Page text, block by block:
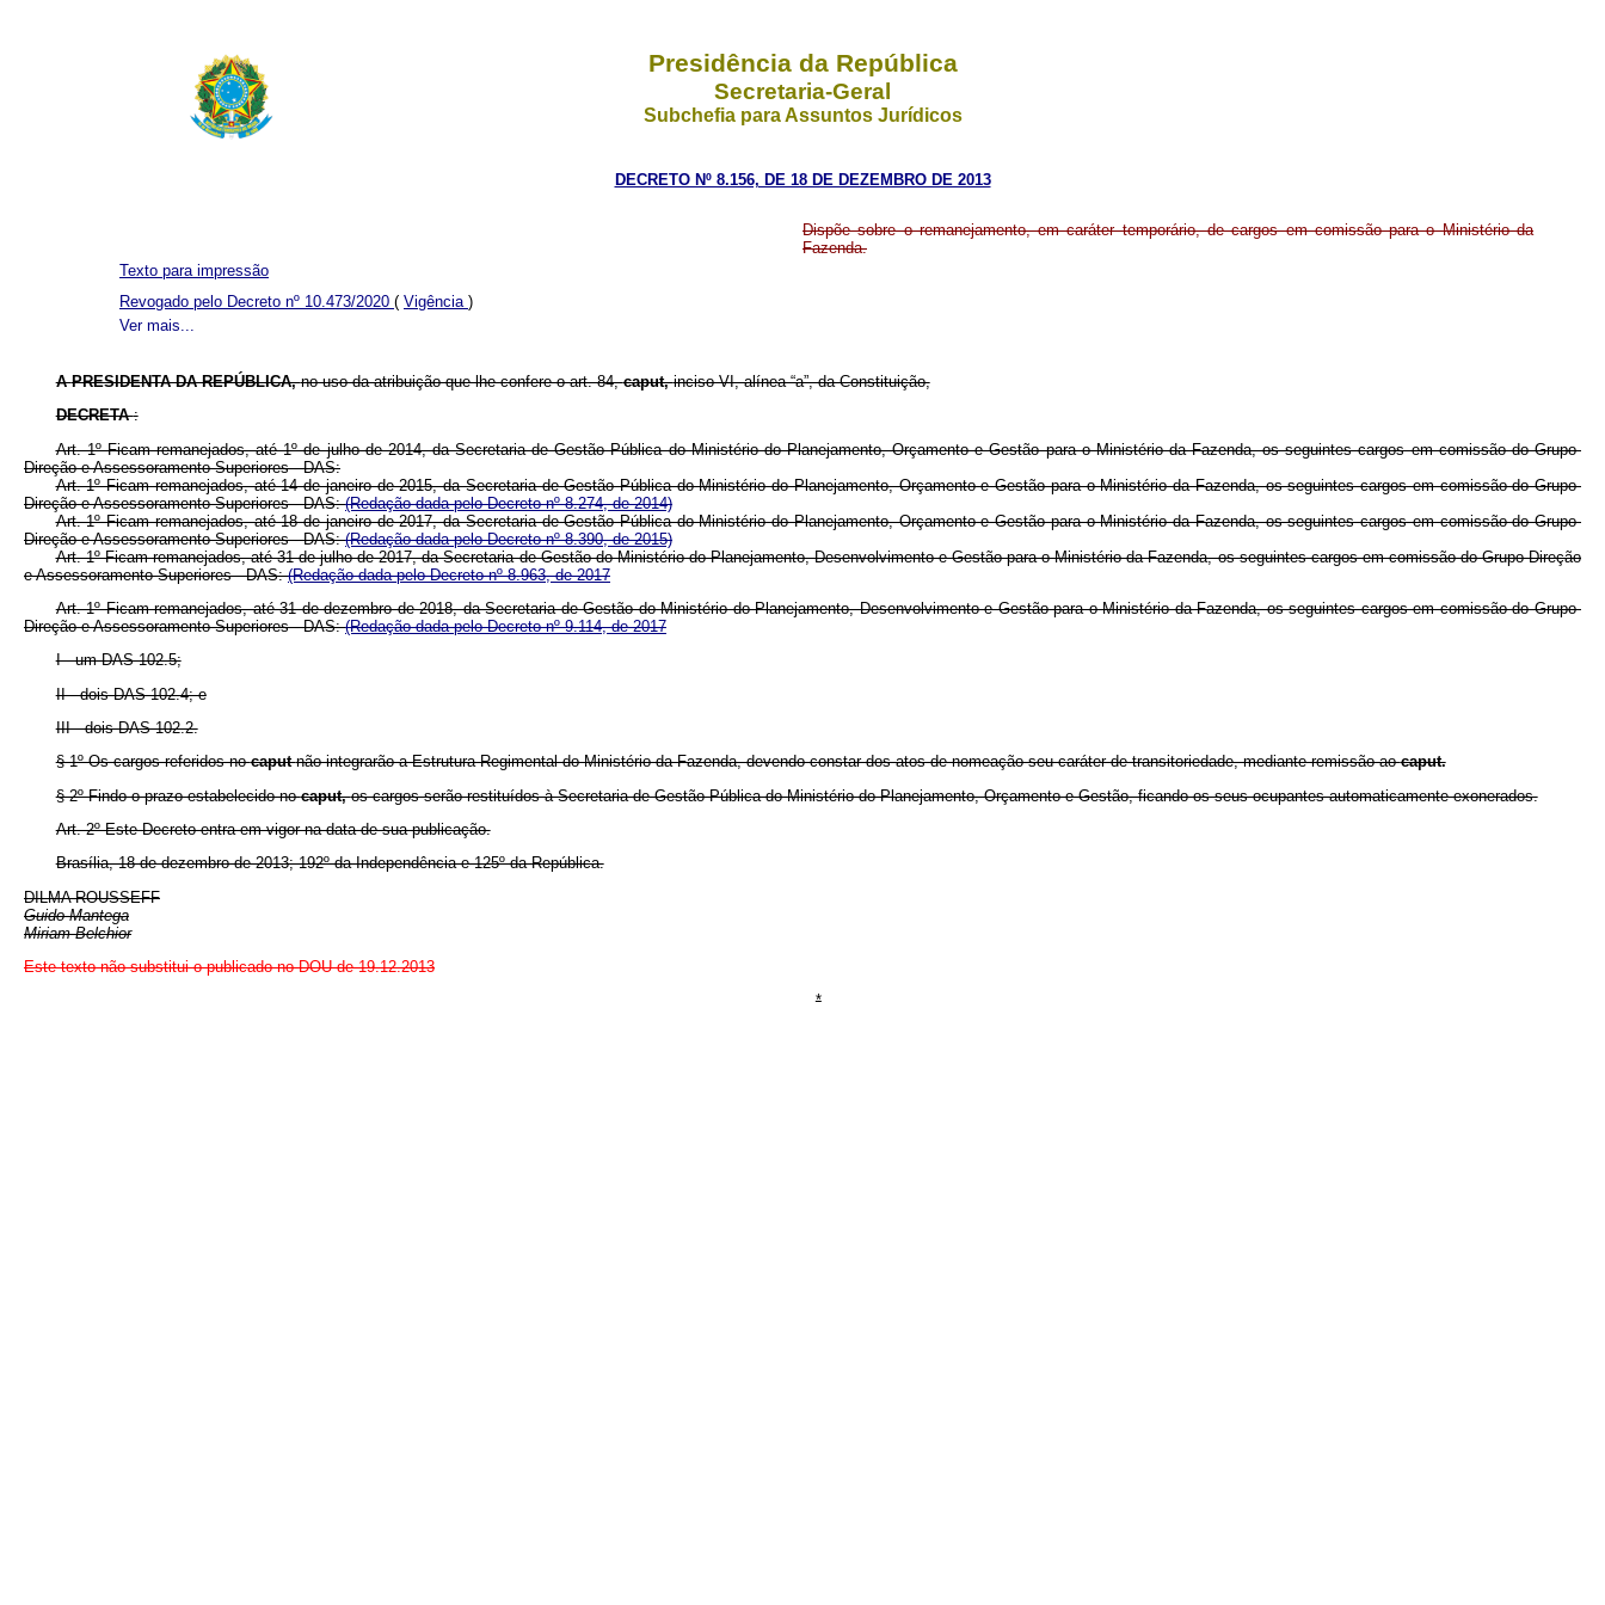
Presidência da República
Secretaria-Geral
Subchefia para Assuntos Jurídicos
DECRETO Nº 8.156, DE 18 DE DEZEMBRO DE 2013
Dispõe sobre o remanejamento, em caráter temporário, de cargos em comissão para o Ministério da
Fazenda.
Ver mais...
Texto para impressão
Revogado pelo Decreto nº 10.473/2020 ( Vigência )
APRESIDENTA DA REPÚBLICA,no uso da atribuição que lhe confere o art. 84,caput,inciso VI, alínea “a”, da Constituição,
DECRETA:
Art. 1º Ficam remanejados, até 1º de julho de 2014, da Secretaria de Gestão Pública do Ministério do Planejamento, Orçamento e Gestão para o Ministério da Fazenda, os seguintes cargos em comissão do Grupo-
Direção e Assessoramento Superiores - DAS:
Art. 1º Ficam remanejados, até 14 de janeiro de 2015, da Secretaria de Gestão Pública do Ministério do Planejamento, Orçamento e Gestão para o Ministério da Fazenda, os seguintes cargos em comissão do Grupo-
Direção e Assessoramento Superiores - DAS:(Redação dada pelo Decreto nº 8.274, de 2014)
Art. 1º Ficam remanejados, até 18 de janeiro de 2017, da Secretaria de Gestão Pública do Ministério do Planejamento, Orçamento e Gestão para o Ministério da Fazenda, os seguintes cargos em comissão do Grupo-
Direção e Assessoramento Superiores - DAS:(Redação dada pelo Decreto nº 8.390, de 2015)
Art. 1º Ficam remanejados, até 31 de julho de 2017, da Secretaria de Gestão do Ministério do Planejamento, Desenvolvimento e Gestão para o Ministério da Fazenda, os seguintes cargos em comissão do Grupo-Direção
e Assessoramento Superiores - DAS:(Redação dada pelo Decreto nº 8.963, de 2017
Art. 1º Ficam remanejados, até 31 de dezembro de 2018, da Secretaria de Gestão do Ministério do Planejamento, Desenvolvimento e Gestão para o Ministério da Fazenda, os seguintes cargos em comissão do Grupo-
Direção e Assessoramento Superiores - DAS:(Redação dada pelo Decreto nº 9.114, de 2017
I - um DAS 102.5;
II - dois DAS 102.4; e
III - dois DAS 102.2.
§ 1º Os cargos referidos nocaputnão integrarão a Estrutura Regimental do Ministério da Fazenda, devendo constar dos atos de nomeação seu caráter de transitoriedade, mediante remissão aocaput.
§ 2º Findo o prazo estabelecido nocaput,os cargos serão restituídos à Secretaria de Gestão Pública do Ministério do Planejamento, Orçamento e Gestão, ficando os seus ocupantes automaticamente exonerados.
Art. 2º Este Decreto entra em vigor na data de sua publicação.
Brasília, 18 de dezembro de 2013; 192º da Independência e 125º da República.
DILMA ROUSSEFF
Guido Mantega
Miriam Belchior
Este texto não substitui o publicado no DOU de 19.12.2013
*